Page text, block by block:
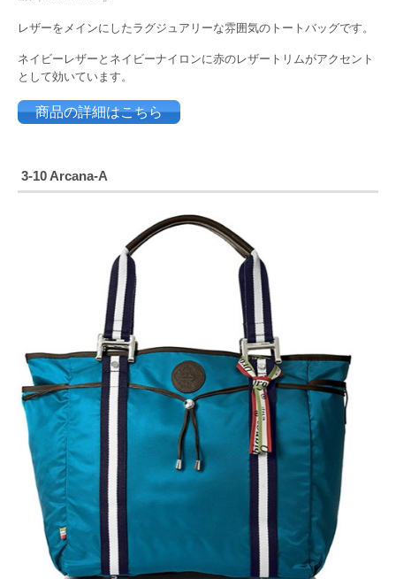
レザーをメインにしたラグジュアリーな雰囲気のトートバッグです。
ネイビーレザーとネイビーナイロンに赤のレザートリムがアクセント
として効いています。
商品の詳細はこちら
3-10 Arcana-A